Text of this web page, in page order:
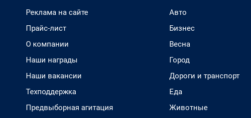
Реклама на сайте
Прайс-лист
О компании
Наши награды
Наши вакансии
Техподдержка
Предвыборная агитация
Авто
Бизнес
Весна
Город
Дороги и транспорт
Еда
Животные